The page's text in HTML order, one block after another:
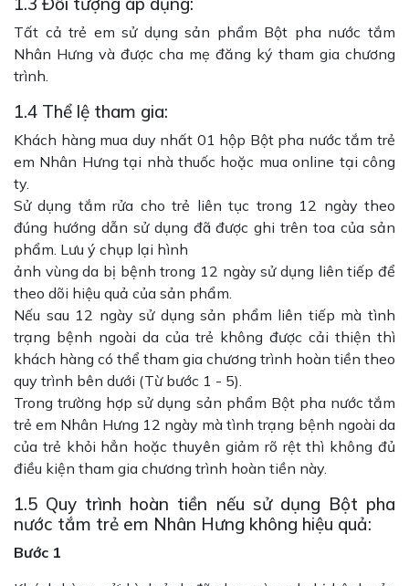
Tất cả trẻ em sử dụng sản phẩm Bột pha nước tắm
Nhân Hưng và được cha mẹ đăng ký tham gia chương
trình.
1.4 Thể lệ tham gia:
Khách hàng mua duy nhất 01 hộp Bột pha nước tắm trẻ
em Nhân Hưng tại nhà thuốc hoặc mua online tại công
ty.
Sử dụng tắm rửa cho trẻ liên tục trong 12 ngày theo
đúng hướng dẫn sử dụng đã được ghi trên toa của sản
phẩm. Lưu ý chụp lại hình
ảnh vùng da bị bệnh trong 12 ngày sử dụng liên tiếp để
theo dõi hiệu quả của sản phẩm.
Nếu sau 12 ngày sử dụng sản phẩm liên tiếp mà tình
trạng bệnh ngoài da của trẻ không được cải thiện thì
khách hàng có thể tham gia chương trình hoàn tiền theo
quy trình bên dưới (Từ bước 1 - 5).
Trong trường hợp sử dụng sản phẩm Bột pha nước tắm
trẻ em Nhân Hưng 12 ngày mà tình trạng bệnh ngoài da
của trẻ khỏi hẳn hoặc thuyên giảm rõ rệt thì không đủ
điều kiện tham gia chương trình hoàn tiền này.
1.5 Quy trình hoàn tiền nếu sử dụng Bột pha
nước tắm trẻ em Nhân Hưng không hiệu quả:
Bước 1